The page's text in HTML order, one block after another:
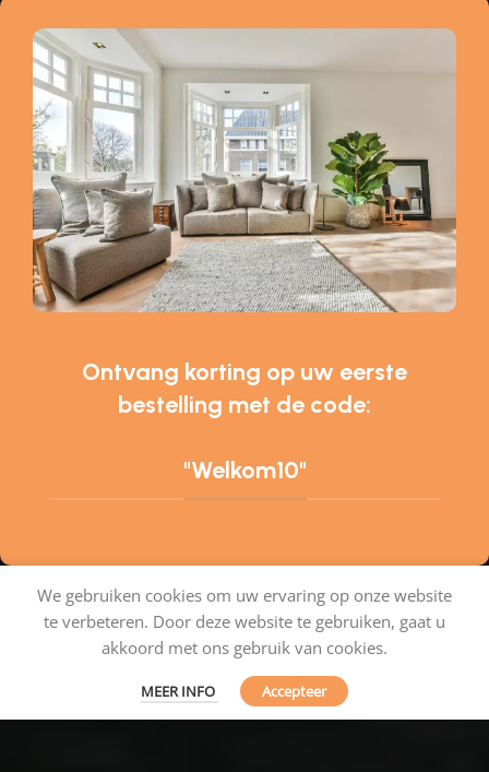
Ontvang korting op uw eerste
bestelling met de code:
"Welkom10"
We gebruiken cookies om uw ervaring op onze website
te verbeteren. Door deze website te gebruiken, gaat u
akkoord met ons gebruik van cookies.
MEER INFO Accepteer
Tapijtenshop.com